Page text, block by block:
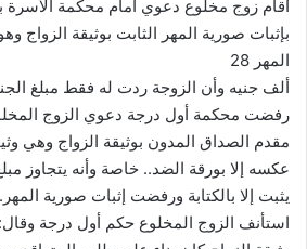
أقام زوج مخلوع دعوي أمام محكمة الأسرة
بإثبات صورية المهر الثابت بوثيقة الزواج
المهر 28
ألف جنيه وأن الزوجة ردت له فقط مبلغ
رفضت محكمة أول درجة دعوي الزوج
مقدم الصداق المدون بوثيقة الزواج وهي
عكسه إلا بورقة الضد.. خاصة وأنه يتجاوز
يثبت إلا بالكتابة ورفضت إثبات صورية المهر.
استأنف الزوج المخلوع حكم أول درجة